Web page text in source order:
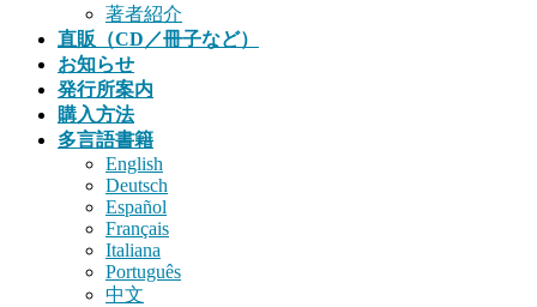
著者紹介
直販（CD／冊子など）
お知らせ
発行所案内
購入方法
多言語書籍
English
Deutsch
Español
Français
Italiana
Português
中文